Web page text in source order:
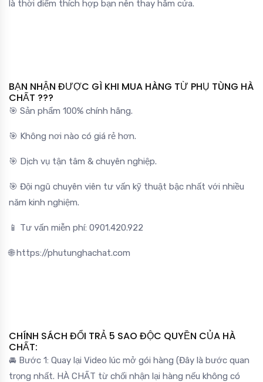
là thời điểm thích hợp bạn nên thay hãm cửa.
BẠN NHẬN ĐƯỢC GÌ KHI MUA HÀNG TỪ PHỤ TÙNG HÀ
CHẤT ???
🎯 Sản phẩm 100% chính hãng.
🎯 Không nơi nào có giá rẻ hơn.
🎯 Dịch vụ tận tâm & chuyên nghiệp.
🎯 Đội ngũ chuyên viên tư vấn kỹ thuật bậc nhất với nhiều
năm kinh nghiệm.
📱 Tư vấn miễn phí: 0901.420.922
🌐 https://phutunghachat.com
CHÍNH SÁCH ĐỔI TRẢ 5 SAO ĐỘC QUYỀN CỦA HÀ
CHẤT:
🚘 Bước 1: Quay lại Video lúc mở gói hàng (Đây là bước quan
trọng nhất. HÀ CHẤT từ chối nhận lại hàng nếu không có